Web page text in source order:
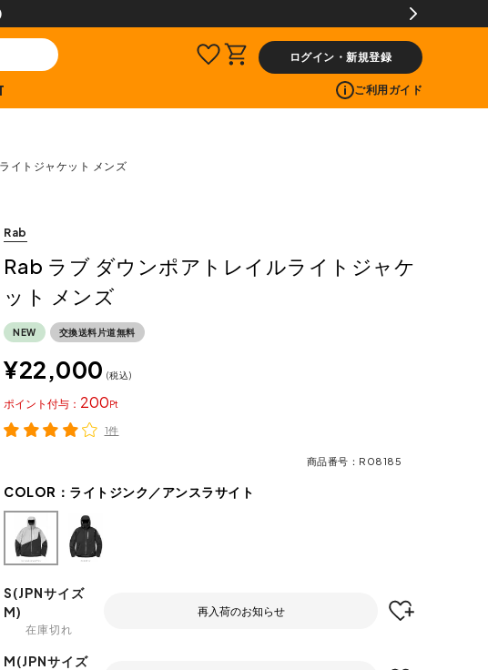
ログイン・新規登録
ご利用ガイド
イトジャケット メンズ
Rab
Rab ラブ ダウンポアトレイルライトジャケ
ット メンズ
NEW 交換送料片道無料
¥22,000 税込
200
ポイント
1件
商品番号 R08185
COLOR： ライトジンク／アンスラサイト
S(JPNサイズ
M)
在庫切れ
再入荷のお知らせ
M(JPNサイズ